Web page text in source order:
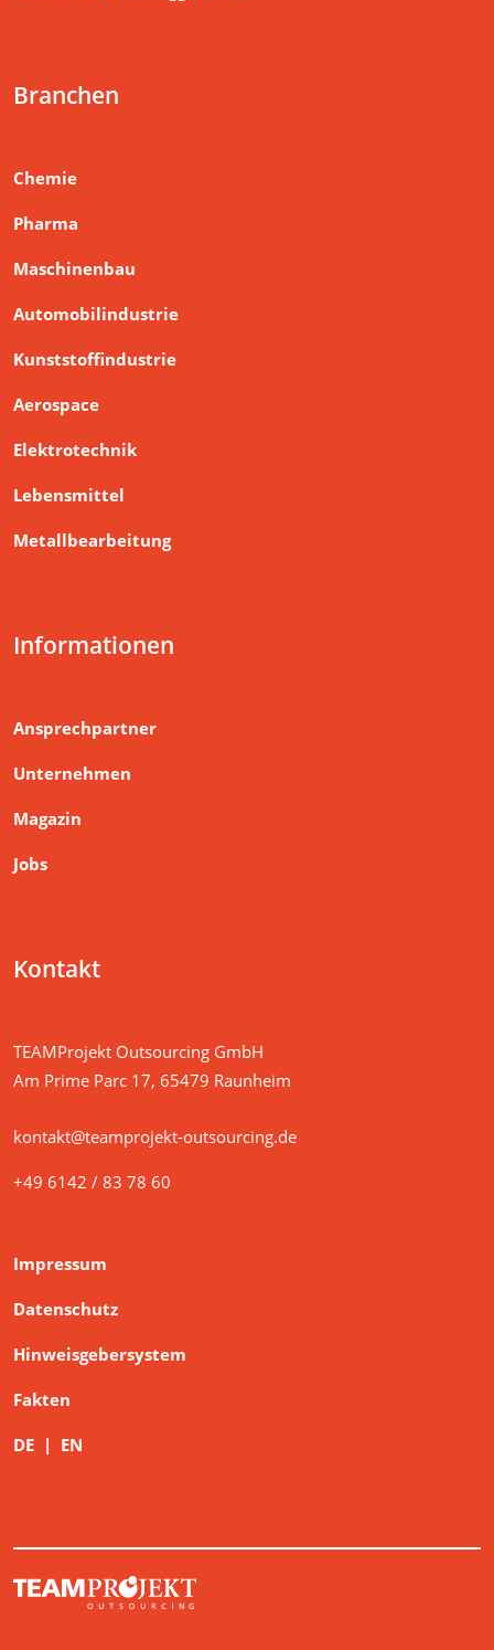
Chemie
Maschinenbau
Automobilindustrie
Kunststoffindustrie
Aerospace
Elektrotechnik
Lebensmittel
Metallbearbeitung
Informationen
Ansprechpartner
Magazin
Jobs
Kontakt
TEAMProjekt Outsourcing GmbH
kontakt@teamprojekt-outsourcing.de
Impressum
Hinweisgebersystem
Fakten
DE | EN